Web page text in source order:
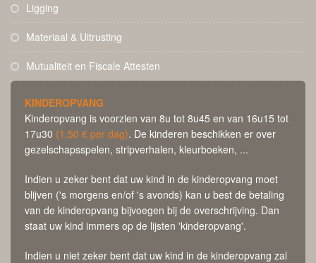
Ligging
Materiaal & Uitrusting
Mutualiteit en Fiscale Attesten
KINDEROPVANG
Kinderopvang is voorzien van 8u tot 8u45 en van 16u15 tot
17u30 (1,50 € per dag). De kinderen beschikken er over
gezelschapsspelen, stripverhalen, kleurboeken, ...
Indien u zeker bent dat uw kind in de kinderopvang moet
blijven ('s morgens en/of 's avonds) kan u best de betaling
van de kinderopvang bijvoegen bij de overschrijving. Dan
staat uw kind immers op de lijsten 'kinderopvang'.
Indien u niet zeker bent dat uw kind in de kinderopvang zal